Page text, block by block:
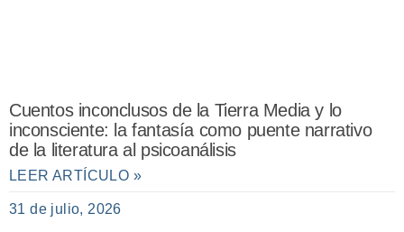
Cuentos inconclusos de la Tierra Media y lo
inconsciente: la fantasía como puente narrativo
de la literatura al psicoanálisis
LEER ARTÍCULO »
31 de julio, 2026